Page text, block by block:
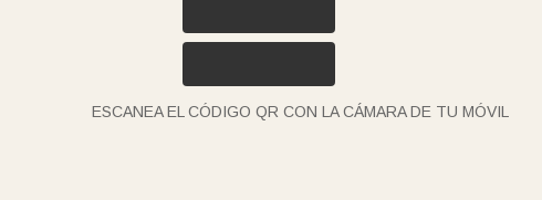
ESCANEA EL CÓDIGO QR CON LA CÁMARA DE TU MÓVIL